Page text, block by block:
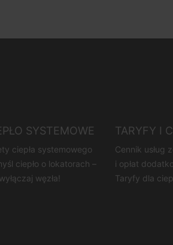
SYSTEMOWE
ciepła systemowego
ciepło o lokatorach –
węzła!
TARYFY I
Cennik usług
i opłat
Taryfy dla